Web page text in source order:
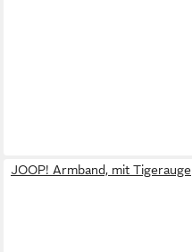
JOOP! Armband, mit Tigerauge